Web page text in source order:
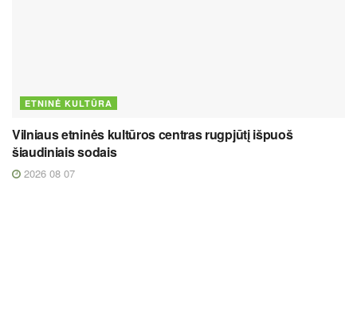
ETNINĖ KULTŪRA
Vilniaus etninės kultūros centras rugpjūtį išpuoš
šiaudiniais sodais
2026 08 07